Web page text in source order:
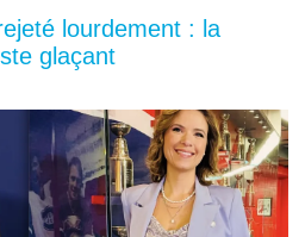
lourdement : la
glaçant